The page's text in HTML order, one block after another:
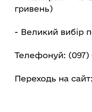
гривень)
- Великий вибір
Телефонуй: (097)
Переходь на сайт: